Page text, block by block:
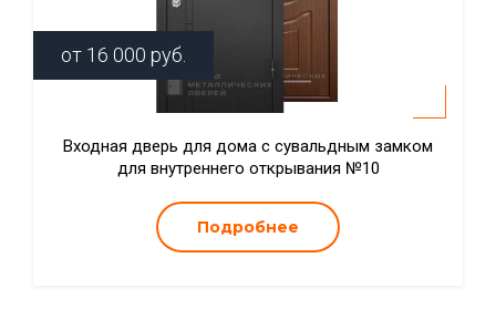
от 16 000 руб.
Входная дверь для дома с сувальдным замком
для внутреннего открывания №10
Подробнее